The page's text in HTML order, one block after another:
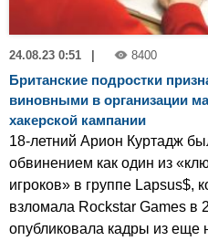
24.08.23 0:51 | 8400
Британские подростки
виновными в организации
хакерской кампании
18-летний Арион Куртадж
обвинением как один из
игроков» в группе Lapsus$,
взломала Rockstar Games в
опубликовала кадры из еще